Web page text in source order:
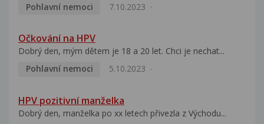
Pohlavní nemoci
7.10.2023
Očkování na HPV
Dobrý den, mým dětem je 18 a 20 let. Chci je nechat...
Pohlavní nemoci
5.10.2023
HPV pozitivní manželka
Dobrý den, manželka po xx letech přivezla z Východu...